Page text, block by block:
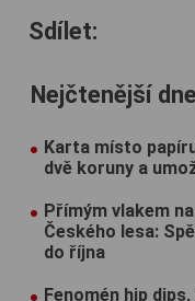
Sdílet:
Nejčtenější
Karta místo
dvě koruny a
Přímým vlakem
Českého lesa:
do října
Fenomén hip